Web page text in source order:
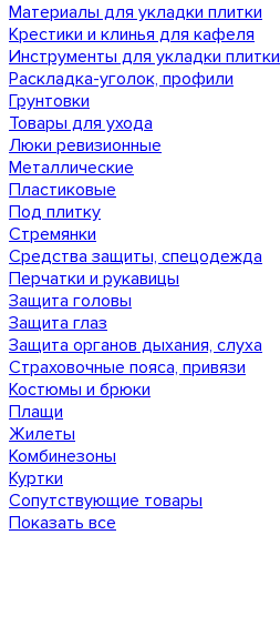
Материалы для укладки плитки
Крестики и клинья для кафеля
Инструменты для укладки плитки
Раскладка-уголок, профили
Грунтовки
Товары для ухода
Люки ревизионные
Металлические
Пластиковые
Под плитку
Стремянки
Средства защиты, спецодежда
Перчатки и рукавицы
Защита головы
Защита глаз
Защита органов дыхания, слуха
Страховочные пояса, привязи
Костюмы и брюки
Плащи
Жилеты
Комбинезоны
Куртки
Сопутствующие товары
Показать все